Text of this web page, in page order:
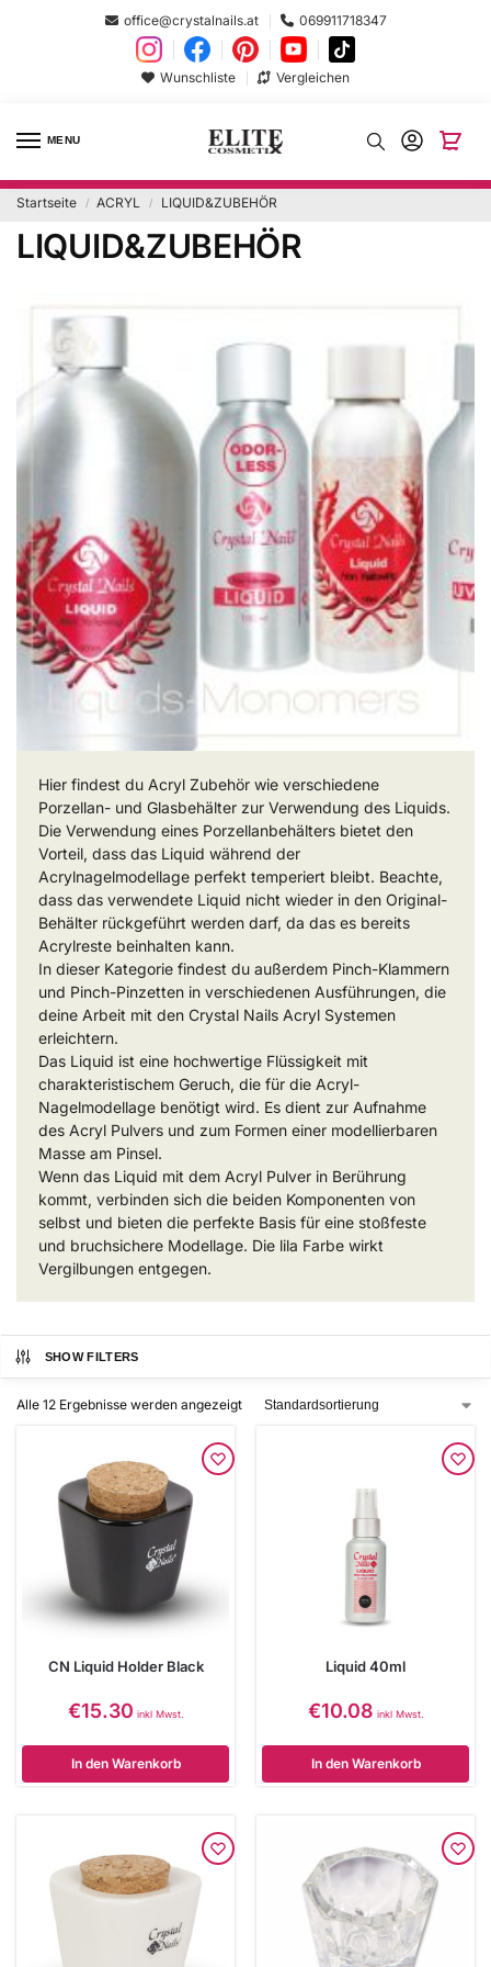
office@crystalnails.at 069911718347
Wunschliste Vergleichen
MENU
Startseite / ACRYL / LIQUID&ZUBEHÖR
LIQUID&ZUBEHÖR
Hier findest du Acryl Zubehör wie verschiedene
Porzellan- und Glasbehälter zur Verwendung des Liquids.
Die Verwendung eines Porzellanbehälters bietet den
Vorteil, dass das Liquid während der
Acrylnagelmodellage perfekt temperiert bleibt. Beachte,
dass das verwendete Liquid nicht wieder in den Original-
Behälter rückgeführt werden darf, da das es bereits
Acrylreste beinhalten kann.
In dieser Kategorie findest du außerdem Pinch-Klammern
und Pinch-Pinzetten in verschiedenen Ausführungen, die
deine Arbeit mit den Crystal Nails Acryl Systemen
erleichtern.
Das Liquid ist eine hochwertige Flüssigkeit mit
charakteristischem Geruch, die für die Acryl-
Nagelmodellage benötigt wird. Es dient zur Aufnahme
des Acryl Pulvers und zum Formen einer modellierbaren
Masse am Pinsel.
Wenn das Liquid mit dem Acryl Pulver in Berührung
kommt, verbinden sich die beiden Komponenten von
selbst und bieten die perfekte Basis für eine stoßfeste
und bruchsichere Modellage. Die lila Farbe wirkt
Vergilbungen entgegen.
SHOW FILTERS
Alle 12 Ergebnisse werden angezeigt
CN Liquid Holder Black
€15.30 inkl Mwst.
In den Warenkorb
Liquid 40ml
€10.08 inkl Mwst.
In den Warenkorb